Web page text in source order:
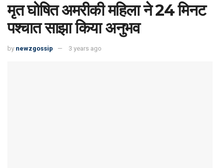
मृत घो‎षित अमरीकी म‎हिला ने 24 मिनट
पश्चात साझा ‎किया अनुभव
by newzgossip 3 years ago